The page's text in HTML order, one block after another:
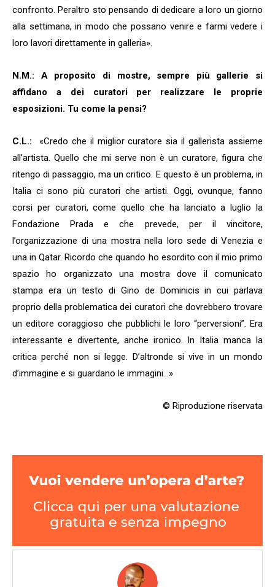
confronto. Peraltro sto pensando di dedicare a loro un giorno
alla settimana, in modo che possano venire e farmi vedere i
loro lavori direttamente in galleria».
N.M.: A proposito di mostre, sempre più gallerie si
affidano a dei curatori per realizzare le proprie
esposizioni. Tu come la pensi?
C.L.:
«Credo che il miglior curatore sia il gallerista assieme
all’artista. Quello che mi serve non è un curatore, figura che
ritengo di passaggio, ma un critico. E questo è un problema, in
Italia ci sono più curatori che artisti. Oggi, ovunque, fanno
corsi per curatori, come quello che ha lanciato a luglio la
Fondazione Prada e che prevede, per il vincitore,
l’organizzazione di una mostra nella loro sede di Venezia e
una in Qatar. Ricordo che quando ho esordito con il mio primo
spazio ho organizzato una mostra dove il comunicato
stampa era un testo di Gino de Dominicis in cui parlava
proprio della problematica dei curatori che dovrebbero trovare
un editore coraggioso che pubblichi le loro “perversioni”. Era
interessante e divertente, anche ironico. In Italia manca la
critica perché non si legge. D’altronde si vive in un mondo
d’immagine e si guardano le immagini…»
© Riproduzione riservata